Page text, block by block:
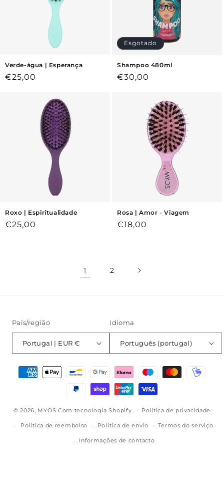
Verde-água | Esperança
Preço
€25,00
Esgotado
Shampoo 480ml
Preço
€30,00
Roxo | Espiritualidade
Preço
€25,00
Rosa | Amor - Viagem
Preço
€18,00
1 2
País/região
Portugal | EUR €
Idioma
Português (portugal)
Métodos
de
© 2026, MYOS Com tecnologia Shopify Política de privacidade
Política de reembolso Política de envio Termos do serviço
Informações de contacto